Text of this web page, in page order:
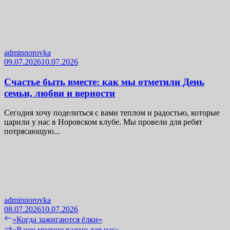
adminnorovka
09.07.202610.07.2026
Счастье быть вместе: как мы отметили День
семьи, любви и верности
Сегодня хочу поделиться с вами теплом и радостью, которые
царили у нас в Норовском клубе. Мы провели для ребят
потрясающую...
adminnorovka
08.07.202610.07.2026
Навигация
Previous
post:
«Когда зажигаются ёлки»